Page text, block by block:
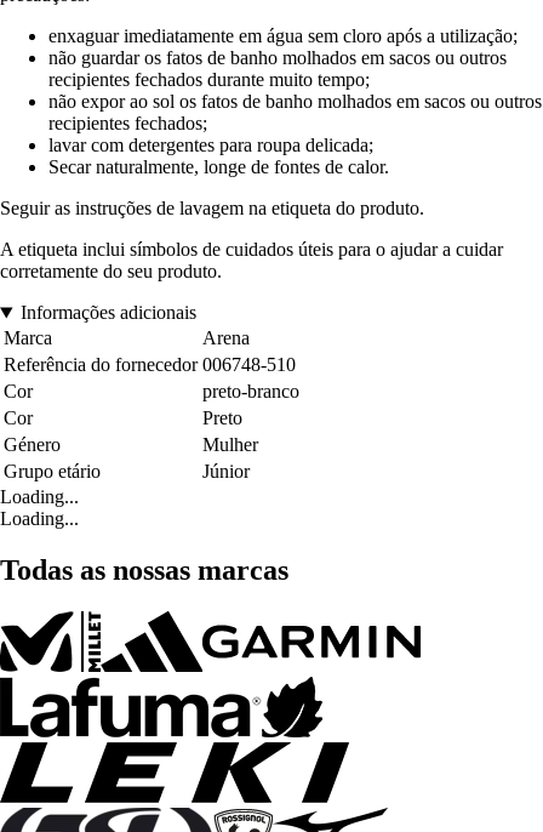
enxaguar imediatamente em água sem cloro após a utilização;
não guardar os fatos de banho molhados em sacos ou outros
recipientes fechados durante muito tempo;
não expor ao sol os fatos de banho molhados em sacos ou outros
recipientes fechados;
lavar com detergentes para roupa delicada;
Secar naturalmente, longe de fontes de calor.
Seguir as instruções de lavagem na etiqueta do produto.
A etiqueta inclui símbolos de cuidados úteis para o ajudar a cuidar
corretamente do seu produto.
Informações adicionais
Marca
Arena
Referência do fornecedor 006748-510
Cor
preto-branco
Cor
Preto
Género
Mulher
Grupo etário
Júnior
Loading...
Loading...
Todas as nossas marcas